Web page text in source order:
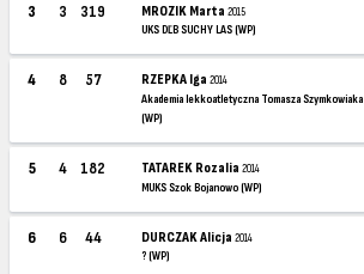
3 3 319 MROZIK Marta2015
UKS DĽB SUCHY LAS (WP)
4 8 57 RZEPKA Iga2014
Akademia lekkoatletyczna Tomasza Szymkowiaka
(WP)
5 4 182 TATAREK Rozalia2014
MUKS Szok Bojanowo (WP)
6 6 44 DURCZAK Alicja2014
? (WP)